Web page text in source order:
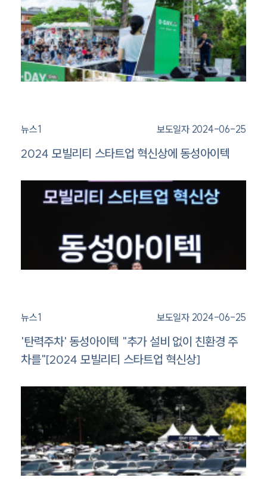
뉴스1 보도일자 2024-06-25
2024 모빌리티 스타트업 혁신상에 동성아이텍
뉴스1 보도일자 2024-06-25
'탄력주차' 동성아이텍 "추가 설비 없이 친환경 주
차를"[2024 모빌리티 스타트업 혁신상]